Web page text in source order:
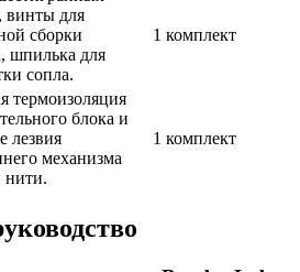
винты для
сборки
шпилька для
сопла.
1 комплект
термоизоляция
блока и
лезвия
механизма
нити.
1 комплект